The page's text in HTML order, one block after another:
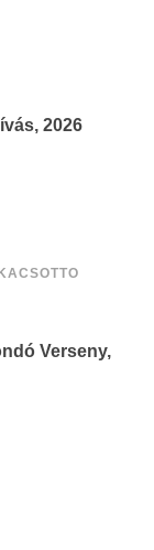
2026
Verseny,